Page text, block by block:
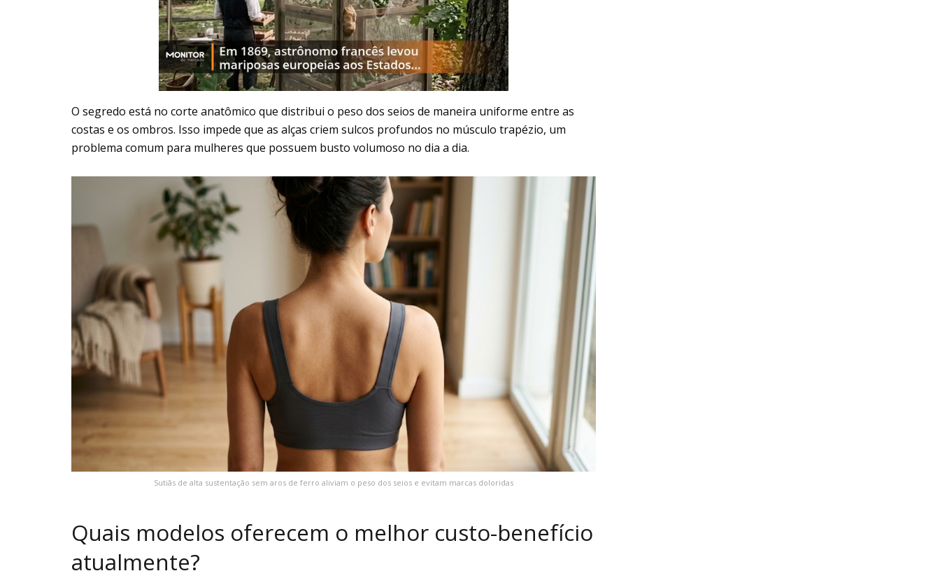
O segredo está no corte anatômico que distribui o peso dos seios de maneira uniforme entre as
costas e os ombros. Isso impede que as alças criem sulcos profundos no músculo trapézio, um
problema comum para mulheres que possuem busto volumoso no dia a dia.
Sutiãs de alta sustentação sem aros de ferro aliviam o peso dos seios e evitam marcas doloridas
Quais modelos oferecem o melhor custo-benefício
atualmente?